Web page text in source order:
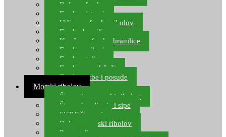
Role za feeder
Feeder sistemi
Udice za feeder ribolov
Feeder hranilice
Kopče za feeder hranilice
Feeder najloni
Feeder stolice
Feeder arm držači
Feeder torbe i posude
Morski ribolov
Štapovi za morski ribolov
Štapovi za lignje i sipe
SURF štapovi
Role za morski ribolov
Parangali